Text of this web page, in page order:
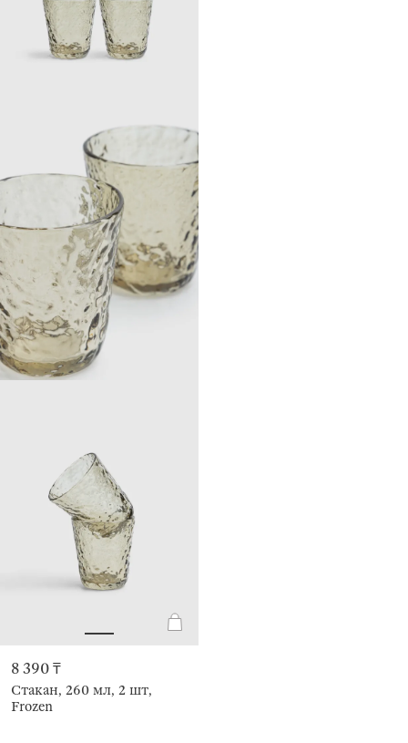
8 390 ₸
Стакан, 260 мл, 2 шт,
Frozen